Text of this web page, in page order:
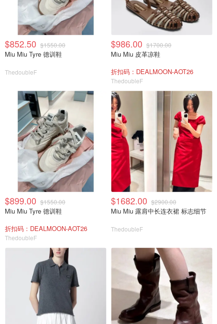
$852.50 $1550.00
Miu Miu Tyre 德训鞋
ThedoubleF
$986.00 $1700.00
Miu Miu 皮革凉鞋
折扣码：DEALMOON-AOT26
ThedoubleF
$899.00 $1550.00
Miu Miu Tyre 德训鞋
折扣码：DEALMOON-AOT26
ThedoubleF
$1682.00 $2900.00
Miu Miu 露肩中长连衣裙 标志细节
ThedoubleF